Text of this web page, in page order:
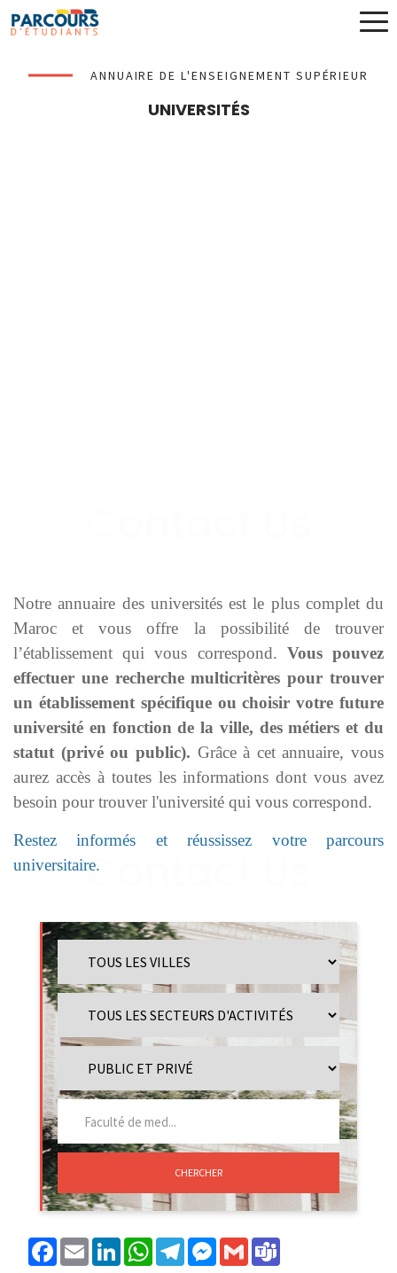
ANNUAIRE DE L'ENSEIGNEMENT SUPÉRIEUR
UNIVERSITÉS
Notre annuaire des universités est le plus complet du
Maroc et vous offre la possibilité de trouver
l’établissement qui vous correspond. Vous pouvez
effectuer une recherche multicritères pour trouver
un établissement spécifique ou choisir votre future
université en fonction de la ville, des métiers et du
statut (privé ou public). Grâce à cet annuaire, vous
aurez accès à toutes les informations dont vous avez
besoin pour trouver l'université qui vous correspond.
Restez informés et réussissez votre parcours
universitaire.
CHERCHER
Facebook
Email LinkedInWhatsAppTelegramMessenger
Gmail